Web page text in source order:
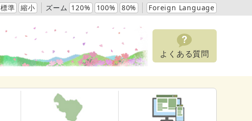
標準 縮小 ズーム 120% 100% 80% Foreign Language
よくある質問